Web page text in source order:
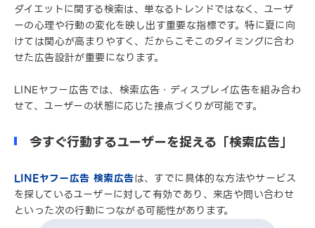
ダイエットに関する検索は、単なるトレンドではなく、ユーザ
ーの心理や行動の変化を映し出す重要な指標です。特に夏に向
けては関心が高まりやすく、だからこそこのタイミングに合わ
せた広告設計が重要になります。
LINEヤフー広告では、検索広告・ディスプレイ広告を組み合わ
せて、ユーザーの状態に応じた接点づくりが可能です。
今すぐ行動するユーザーを捉える「検索広告」
LINEヤフー広告 検索広告は、すでに具体的な方法やサービス
を探しているユーザーに対して有効であり、来店や問い合わせ
といった次の行動につながる可能性があります。